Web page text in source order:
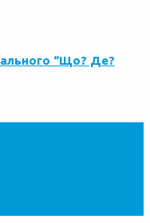
“Що? Де?